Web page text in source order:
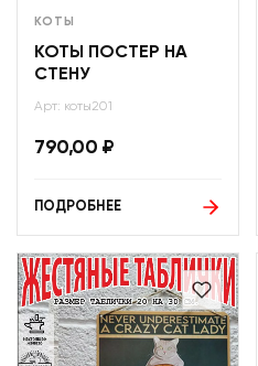
КОТЫ
КОТЫ ПОСТЕР НА
СТЕНУ
Арт: коты201
790,00 ₽
ПОДРОБНЕЕ